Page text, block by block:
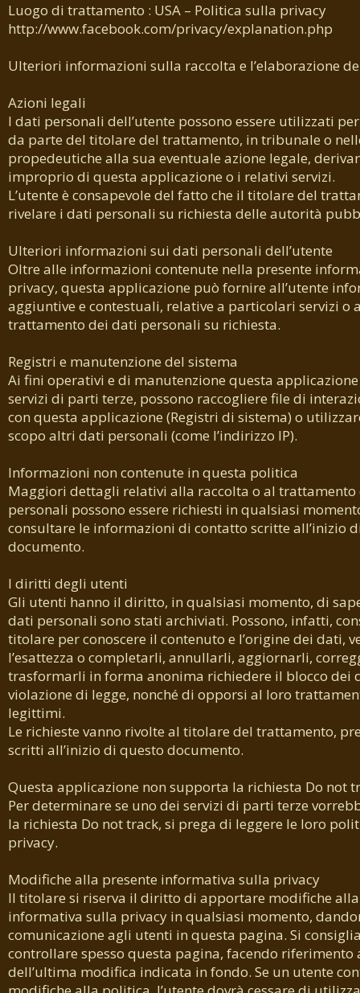
Luogo di trattamento : USA – Politica sulla privacy
http://www.facebook.com/privacy/explanation.php
Ulteriori informazioni sulla raccolta e l’elaborazione
Azioni legali
I dati personali dell’utente possono essere utilizzati
da parte del titolare del trattamento, in tribunale o
propedeutiche alla sua eventuale azione legale,
improprio di questa applicazione o i relativi servizi.
L’utente è consapevole del fatto che il titolare del
rivelare i dati personali su richiesta delle autorità
Ulteriori informazioni sui dati personali dell’utente
Oltre alle informazioni contenute nella presente
privacy, questa applicazione può fornire all’utente
aggiuntive e contestuali, relative a particolari servizi o
trattamento dei dati personali su richiesta.
Registri e manutenzione del sistema
Ai fini operativi e di manutenzione questa
servizi di parti terze, possono raccogliere file di
con questa applicazione (Registri di sistema) o
scopo altri dati personali (come l’indirizzo IP).
Informazioni non contenute in questa politica
Maggiori dettagli relativi alla raccolta o al
personali possono essere richiesti in qualsiasi
consultare le informazioni di contatto scritte all’inizio
documento.
I diritti degli utenti
Gli utenti hanno il diritto, in qualsiasi momento, di
dati personali sono stati archiviati. Possono, infatti,
titolare per conoscere il contenuto e l’origine dei dati,
l’esattezza o completarli, annullarli, aggiornarli,
trasformarli in forma anonima richiedere il blocco dei
violazione di legge, nonché di opporsi al loro
legittimi.
Le richieste vanno rivolte al titolare del trattamento,
scritti all’inizio di questo documento.
Questa applicazione non supporta la richiesta Do not
Per determinare se uno dei servizi di parti terze
la richiesta Do not track, si prega di leggere le loro
privacy.
Modifiche alla presente informativa sulla privacy
Il titolare si riserva il diritto di apportare modifiche
informativa sulla privacy in qualsiasi momento,
comunicazione agli utenti in questa pagina. Si
controllare spesso questa pagina, facendo riferimento
dell’ultima modifica indicata in fondo. Se un utente